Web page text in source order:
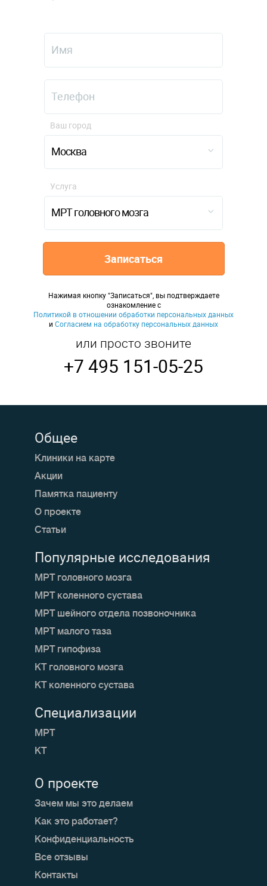
Москва
Ваш город
МРТ головного мозга
Услуга
Записаться
Нажимая кнопку "Записаться", вы подтверждаете
ознакомление с
Политикой в отношении обработки персональных данных
и Согласием на обработку персональных данных
или просто звоните
+7 495 151-05-25
О проекте
Зачем мы это делаем
Как это работает?
Конфиденциальность
Все отзывы
Контакты
Общее
Клиники на карте
Акции
Памятка пациенту
О проекте
Статьи
Специализации
МРТ
КТ
Популярные исследования
МРТ головного мозга
МРТ коленного сустава
МРТ шейного отдела позвоночника
МРТ малого таза
МРТ гипофиза
КТ головного мозга
КТ коленного сустава